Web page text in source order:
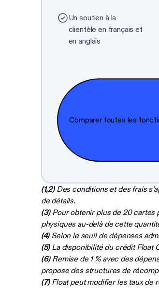
Un soutien à la
clientèle en français et
en anglais
Comparer toutes les
Comparer toutes les
(1,2)Des conditions et des frais
de détails.
(3)Pour obtenir plus de 20 cartes
physiques au-delà de cette
(4)Selon le seuil de dépenses
(5)La disponibilité du crédit Float
(6)Remise de 1 % avec des
propose des structures de
(7)Float peut modifier les taux de